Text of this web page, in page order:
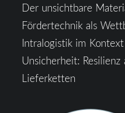
Der unsichtbare
Fördertechnik als
Intralogistik im
Unsicherheit:
Lieferketten